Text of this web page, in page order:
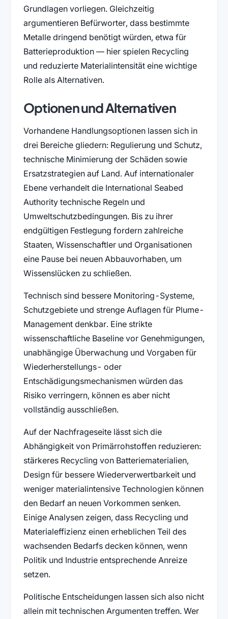
Grundlagen vorliegen. Gleichzeitig
argumentieren Befürworter, dass bestimmte
Metalle dringend benötigt würden, etwa für
Batterieproduktion — hier spielen Recycling
und reduzierte Materialintensität eine wichtige
Rolle als Alternativen.
Optionen und Alternativen
Vorhandene Handlungsoptionen lassen sich in
drei Bereiche gliedern: Regulierung und Schutz,
technische Minimierung der Schäden sowie
Ersatzstrategien auf Land. Auf internationaler
Ebene verhandelt die International Seabed
Authority technische Regeln und
Umweltschutzbedingungen. Bis zu ihrer
endgültigen Festlegung fordern zahlreiche
Staaten, Wissenschaftler und Organisationen
eine Pause bei neuen Abbauvorhaben, um
Wissenslücken zu schließen.
Technisch sind bessere Monitoring-Systeme,
Schutzgebiete und strenge Auflagen für Plume-
Management denkbar. Eine strikte
wissenschaftliche Baseline vor Genehmigungen,
unabhängige Überwachung und Vorgaben für
Wiederherstellungs- oder
Entschädigungsmechanismen würden das
Risiko verringern, können es aber nicht
vollständig ausschließen.
Auf der Nachfrageseite lässt sich die
Abhängigkeit von Primärrohstoffen reduzieren:
stärkeres Recycling von Batteriematerialien,
Design für bessere Wiederverwertbarkeit und
weniger materialintensive Technologien können
den Bedarf an neuen Vorkommen senken.
Einige Analysen zeigen, dass Recycling und
Materialeffizienz einen erheblichen Teil des
wachsenden Bedarfs decken können, wenn
Politik und Industrie entsprechende Anreize
setzen.
Politische Entscheidungen lassen sich also nicht
allein mit technischen Argumenten treffen. Wer